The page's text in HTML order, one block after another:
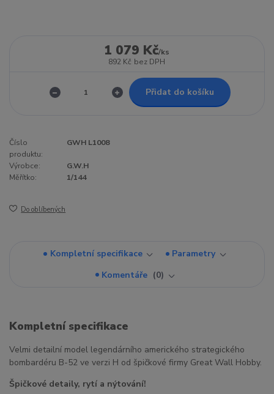
1 079 Kč/ks
892 Kč bez DPH
Přidat do košíku
Číslo
produktu:
GWH L1008
Výrobce:
G.W.H
Měřítko:
1/144
Do oblíbených
Kompletní specifikace
Parametry
Komentáře
0
Kompletní specifikace
Velmi detailní model legendárního amerického strategického
bombardéru B-52 ve verzi H od špičkové firmy Great Wall Hobby.
Špičkové detaily, rytí a nýtování!